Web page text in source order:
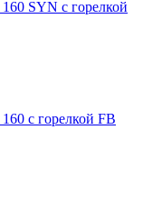
SYN с горелкой
с горелкой FB